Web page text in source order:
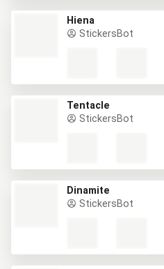
Hiena
StickersBot
Tentacle
StickersBot
Dinamite
StickersBot